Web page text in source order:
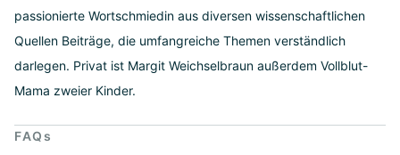
passionierte Wortschmiedin aus diversen wissenschaftlichen
Quellen Beiträge, die umfangreiche Themen verständlich
darlegen. Privat ist Margit Weichselbraun außerdem Vollblut-
Mama zweier Kinder.
FAQs